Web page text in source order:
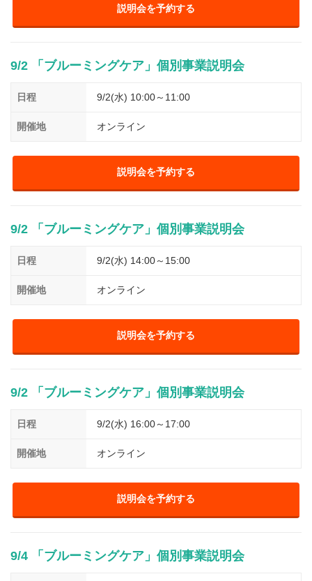
説明会を予約する
9/2 「ブルーミングケア」個別事業説明会
日程 9/2(水) 10:00～11:00
開催地 オンライン
説明会を予約する
9/2 「ブルーミングケア」個別事業説明会
日程 9/2(水) 14:00～15:00
開催地 オンライン
説明会を予約する
9/2 「ブルーミングケア」個別事業説明会
日程 9/2(水) 16:00～17:00
開催地 オンライン
説明会を予約する
9/4 「ブルーミングケア」個別事業説明会